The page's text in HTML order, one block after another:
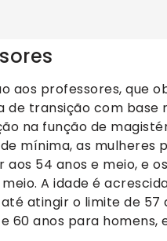
aos professores, que
de transição com base
na função de
mínima, as mulheres
aos 54 anos e meio, e
A idade é
atingir o limite de 57
60 anos para homens,